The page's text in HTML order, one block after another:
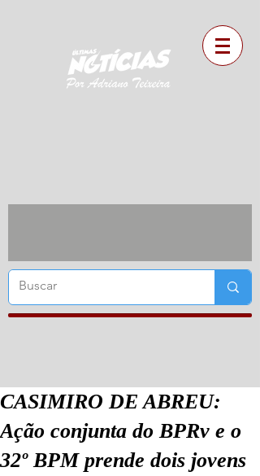
CASIMIRO DE ABREU:
Ação conjunta do BPRv e o
32º BPM prende dois jovens